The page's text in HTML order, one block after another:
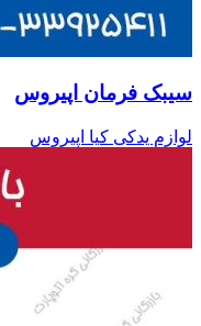
سیبک فرمان اپیروس
لوازم یدکی کیا اپیروس